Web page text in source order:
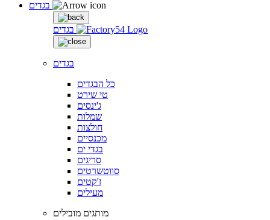
בגדים
בגדים
כל הבגדים
טי שירט
ג'ינסים
שמלות
חולצות
מכנסיים
בגדי ים
סריגים
סווטשרטים
ז'קטים
מעילים
מותגים מובילים